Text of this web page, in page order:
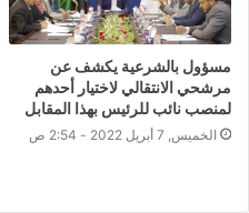
مسؤول بالشرعية يكشف عن
مرشحي الانتقالي لاختيار أحدهم
لمنصب نائب للرئيس بهذا المقابل
الخميس, 7 أبريل 2022 - 2:54 ص